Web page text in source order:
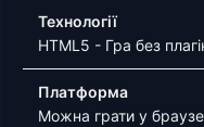
Технології
HTML5 - Гра без
Платформа
Можна грати у